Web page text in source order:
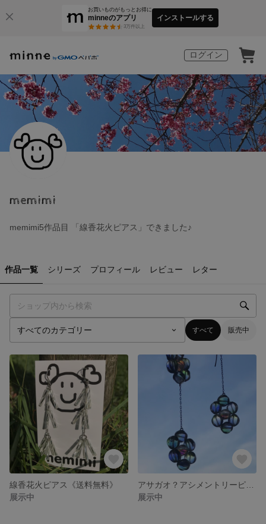
お買いものがもっとお得に
minneのアプリ
3万件以上
インストールする
ログイン
memimi
memimi5作品目 「線香花火ピアス」できました♪
作品一覧 シリーズ プロフィール レビュー レター
すべて 販売中
線香花火ピアス《送料無料》
展示中
展示中